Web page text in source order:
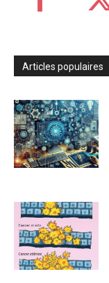
Articles populaires